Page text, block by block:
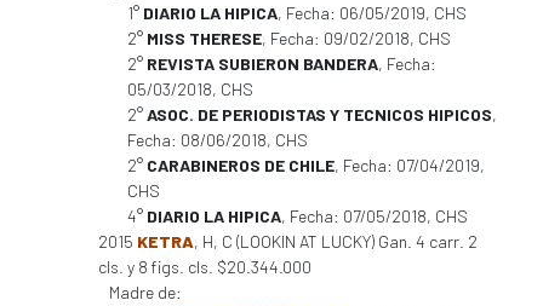
1° DIARIO LA HIPICA, Fecha: 06/05/2019, CHS
2° MISS THERESE, Fecha: 09/02/2018, CHS
2° REVISTA SUBIERON BANDERA, Fecha:
05/03/2018, CHS
2°ASOC. DE PERIODISTAS Y TECNICOS HIPICOS,
Fecha: 08/06/2018, CHS
2° CARABINEROS DE CHILE, Fecha: 07/04/2019,
CHS
4° DIARIO LA HIPICA, Fecha: 07/05/2018, CHS
2015 KETRA, H, C (LOOKIN AT LUCKY) Gan. 4 carr. 2
cls. y 8 figs. cls. $20.344.000
Madre de: